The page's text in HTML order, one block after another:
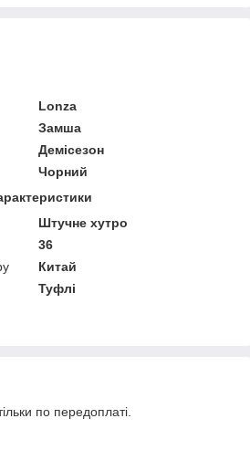
Lonza
Замша
Демісезон
Чорний
Штучне хутро
36
Китай
Туфлі
по передоплаті.